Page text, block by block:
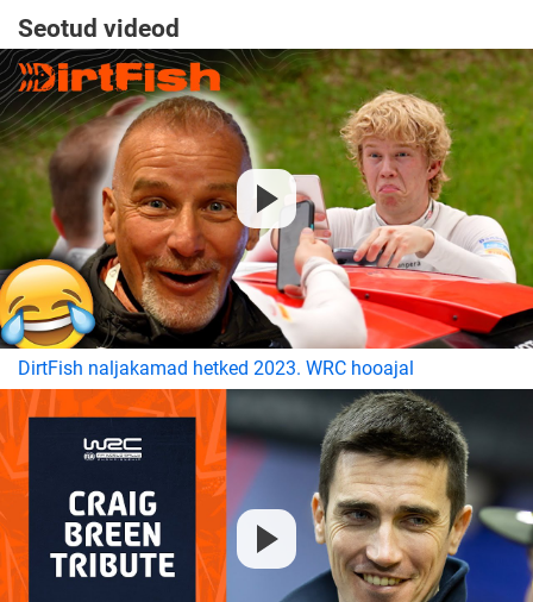
Seotud videod
DirtFish naljakamad hetked 2023. WRC hooajal